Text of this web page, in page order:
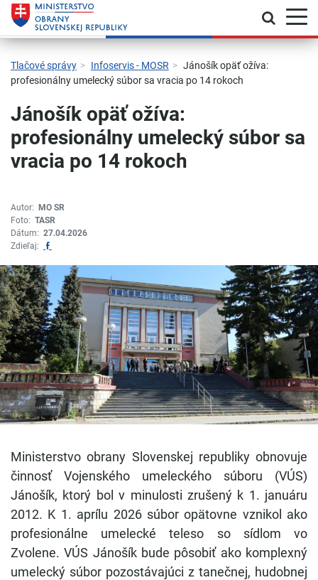
Skočiť na hlavnú navigáciu
Skočiť na obsah
Skočiť na bočný panel
Skočiť na pätičku
Kontakt
Prehlásenie o prístupnosti
Tlačové správy Infoservis - MOSR
Jánošík opäť ožíva:
profesionálny umelecký súbor sa vracia po 14 rokoch
Jánošík opäť ožíva:
profesionálny umelecký súbor sa
vracia po 14 rokoch
Autor:
MO SR
Foto: TASR
Dátum: 27.04.2026
Zdieľaj:
Ministerstvo obrany Slovenskej republiky obnovuje
činnosť Vojenského umeleckého súboru (VÚS)
Jánošík, ktorý bol v minulosti zrušený k 1. januáru
2012. K 1. aprílu 2026 súbor opätovne vznikol ako
profesionálne umelecké teleso so sídlom vo
Zvolene. VÚS Jánošík bude pôsobiť ako komplexný
umelecký súbor pozostávajúci z tanečnej, hudobnej